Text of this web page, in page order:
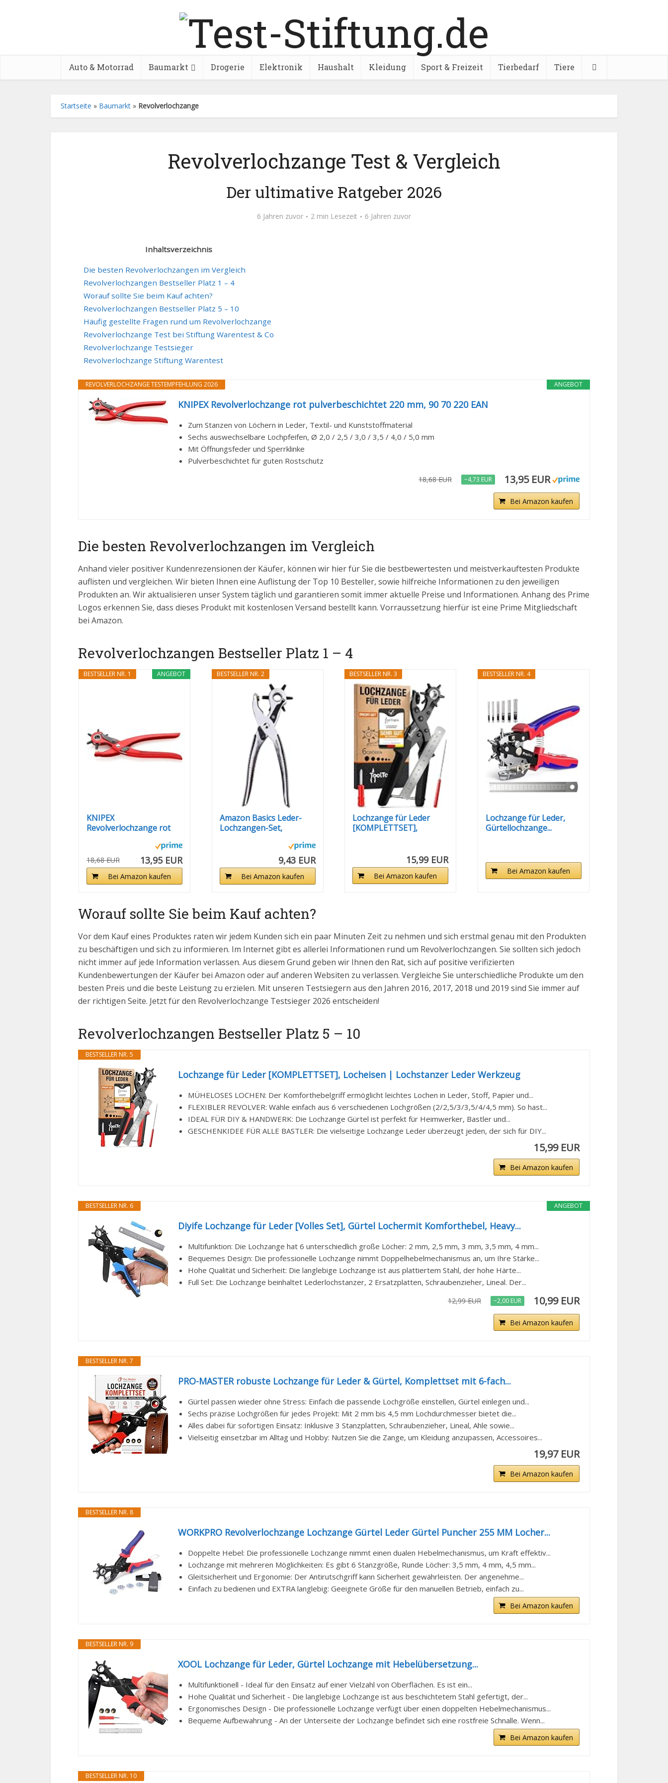
Auto & Motorrad Baumarkt Drogerie Elektronik Haushalt Kleidung Sport & Freizeit Tierbedarf Tiere
Startseite » Baumarkt » Revolverlochzange
Revolverlochzange Test & Vergleich
Der ultimative Ratgeber 2026
6 Jahren zuvor 2 min Lesezeit 6 Jahren zuvor
Inhaltsverzeichnis
Die besten Revolverlochzangen im Vergleich
Revolverlochzangen Bestseller Platz 1 – 4
Worauf sollte Sie beim Kauf achten?
Revolverlochzangen Bestseller Platz 5 – 10
Häufig gestellte Fragen rund um Revolverlochzange
Revolverlochzange Test bei Stiftung Warentest & Co
Revolverlochzange Testsieger
Revolverlochzange Stiftung Warentest
ANGEBOT
REVOLVERLOCHZANGE TESTEMPFEHLUNG 2026
KNIPEX Revolverlochzange rot pulverbeschichtet 220 mm, 90 70 220 EAN
Zum Stanzen von Löchern in Leder, Textil- und Kunststoffmaterial
Sechs auswechselbare Lochpfeifen, Ø 2,0 / 2,5 / 3,0 / 3,5 / 4,0 / 5,0 mm
Mit Öffnungsfeder und Sperrklinke
Pulverbeschichtet für guten Rostschutz
18,68 EUR −4,73 EUR 13,95 EUR
Bei Amazon kaufen
Die besten Revolverlochzangen im Vergleich
Anhand vieler positiver Kundenrezensionen der Käufer, können wir hier für Sie die bestbewertesten und meistverkauftesten Produkte
auflisten und vergleichen. Wir bieten Ihnen eine Auflistung der Top 10 Besteller, sowie hilfreiche Informationen zu den jeweiligen
Produkten an. Wir aktualisieren unser System täglich und garantieren somit immer aktuelle Preise und Informationen. Anhang des Prime
Logos erkennen Sie, dass dieses Produkt mit kostenlosen Versand bestellt kann. Vorraussetzung hierfür ist eine Prime Mitgliedschaft
bei Amazon.
Revolverlochzangen Bestseller Platz 1 – 4
ANGEBOT
BESTSELLER NR. 1
KNIPEX
Revolverlochzange rot
18,68 EUR 13,95 EUR
Bei Amazon kaufen
BESTSELLER NR. 2
Amazon Basics Leder-
Lochzangen-Set,
9,43 EUR
Bei Amazon kaufen
BESTSELLER NR. 3
Lochzange für Leder
[KOMPLETTSET],
15,99 EUR
Bei Amazon kaufen
BESTSELLER NR. 4
Lochzange für Leder,
Gürtellochzange...
Bei Amazon kaufen
Worauf sollte Sie beim Kauf achten?
Vor dem Kauf eines Produktes raten wir jedem Kunden sich ein paar Minuten Zeit zu nehmen und sich erstmal genau mit den Produkten
zu beschäftigen und sich zu informieren. Im Internet gibt es allerlei Informationen rund um Revolverlochzangen. Sie sollten sich jedoch
nicht immer auf jede Information verlassen. Aus diesem Grund geben wir Ihnen den Rat, sich auf positive verifizierten
Kundenbewertungen der Käufer bei Amazon oder auf anderen Websiten zu verlassen. Vergleiche Sie unterschiedliche Produkte um den
besten Preis und die beste Leistung zu erzielen. Mit unseren Testsiegern aus den Jahren 2016, 2017, 2018 und 2019 sind Sie immer auf
der richtigen Seite. Jetzt für den Revolverlochzange Testsieger 2026 entscheiden!
Revolverlochzangen Bestseller Platz 5 – 10
BESTSELLER NR. 5
Lochzange für Leder [KOMPLETTSET], Locheisen | Lochstanzer Leder Werkzeug
MÜHELOSES LOCHEN: Der Komforthebelgriff ermöglicht leichtes Lochen in Leder, Stoff, Papier und...
FLEXIBLER REVOLVER: Wähle einfach aus 6 verschiedenen Lochgrößen (2/2,5/3/3,5/4/4,5 mm). So hast...
IDEAL FÜR DIY & HANDWERK: Die Lochzange Gürtel ist perfekt für Heimwerker, Bastler und...
GESCHENKIDEE FÜR ALLE BASTLER: Die vielseitige Lochzange Leder überzeugt jeden, der sich für DIY...
15,99 EUR
Bei Amazon kaufen
ANGEBOT
BESTSELLER NR. 6
Diyife Lochzange für Leder [Volles Set], Gürtel Lochermit Komforthebel, Heavy...
Multifunktion: Die Lochzange hat 6 unterschiedlich große Löcher: 2 mm, 2,5 mm, 3 mm, 3,5 mm, 4 mm...
Bequemes Design: Die professionelle Lochzange nimmt Doppelhebelmechanismus an, um Ihre Stärke...
Hohe Qualität und Sicherheit: Die langlebige Lochzange ist aus plattiertem Stahl, der hohe Härte...
Full Set: Die Lochzange beinhaltet Lederlochstanzer, 2 Ersatzplatten, Schraubenzieher, Lineal. Der...
12,99 EUR −2,00 EUR 10,99 EUR
Bei Amazon kaufen
BESTSELLER NR. 7
PRO-MASTER robuste Lochzange für Leder & Gürtel, Komplettset mit 6-fach...
Gürtel passen wieder ohne Stress: Einfach die passende Lochgröße einstellen, Gürtel einlegen und...
Sechs präzise Lochgrößen für jedes Projekt: Mit 2 mm bis 4,5 mm Lochdurchmesser bietet die...
Alles dabei für sofortigen Einsatz: Inklusive 3 Stanzplatten, Schraubenzieher, Lineal, Ahle sowie...
Vielseitig einsetzbar im Alltag und Hobby: Nutzen Sie die Zange, um Kleidung anzupassen, Accessoires...
19,97 EUR
Bei Amazon kaufen
BESTSELLER NR. 8
WORKPRO Revolverlochzange Lochzange Gürtel Leder Gürtel Puncher 255 MM Locher...
Doppelte Hebel: Die professionelle Lochzange nimmt einen dualen Hebelmechanismus, um Kraft effektiv...
Lochzange mit mehreren Möglichkeiten: Es gibt 6 Stanzgröße, Runde Löcher: 3,5 mm, 4 mm, 4,5 mm...
Gleitsicherheit und Ergonomie: Der Antirutschgriff kann Sicherheit gewährleisten. Der angenehme...
Einfach zu bedienen und EXTRA langlebig: Geeignete Größe für den manuellen Betrieb, einfach zu...
Bei Amazon kaufen
BESTSELLER NR. 9
XOOL Lochzange für Leder, Gürtel Lochzange mit Hebelübersetzung...
Multifunktionell - Ideal für den Einsatz auf einer Vielzahl von Oberflächen. Es ist ein...
Hohe Qualität und Sicherheit - Die langlebige Lochzange ist aus beschichtetem Stahl gefertigt, der...
Ergonomisches Design - Die professionelle Lochzange verfügt über einen doppelten Hebelmechanismus...
Bequeme Aufbewahrung - An der Unterseite der Lochzange befindet sich eine rostfreie Schnalle. Wenn...
Bei Amazon kaufen
BESTSELLER NR. 10